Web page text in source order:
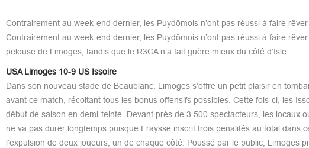
Contrairement au week-end dernier, les Puydômois n’ont pas réussi à faire
Contrairement au week-end dernier, les Puydômois n’ont pas réussi à faire
pelouse de Limoges, tandis que le R3CA n’a fait guère mieux du côté d’Isle.
USA Limoges 10-9 US Issoire
Dans son nouveau stade de Beaublanc, Limoges s’offre un petit plaisir en
avant ce match, récoltant tous les bonus offensifs possibles. Cette fois-ci, les
début de saison en demi-teinte. Devant près de 3 500 spectacteurs, les locaux
ne va pas durer longtemps puisque Fraysse inscrit trois penalités au total dans
l’expulsion de deux joueurs, un de chaque côté. Poussé par le public, Limoges